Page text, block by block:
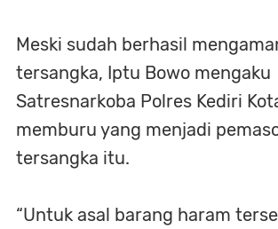
Meski sudah berhasil
tersangka, Iptu Bowo mengaku
Satresnarkoba Polres Kediri
memburu yang menjadi
tersangka itu.
“Untuk asal barang haram